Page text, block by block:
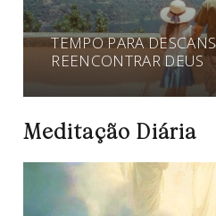
TEMPO PARA
REENCONTRAR DEUS
Meditação Diária